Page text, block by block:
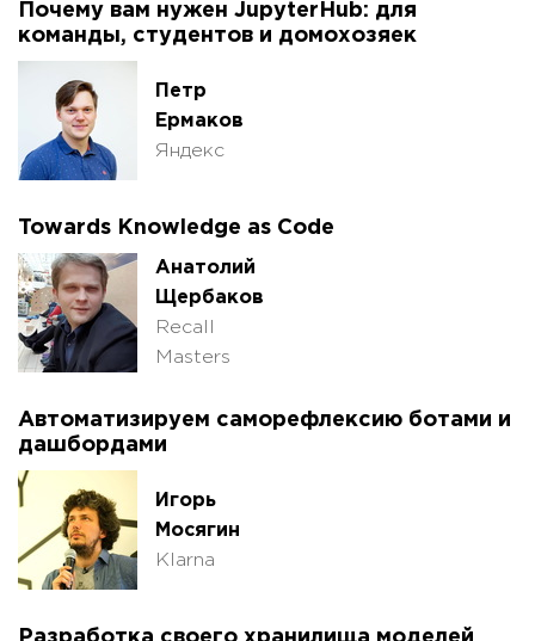
Почему вам нужен JupyterHub: для
команды, студентов и домохозяек
Петр
Ермаков
Яндекс
Towards Knowledge as Code
Анатолий
Щербаков
Recall
Masters
Автоматизируем саморефлексию ботами и
дашбордами
Игорь
Мосягин
Klarna